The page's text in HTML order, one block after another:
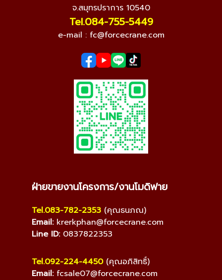
จ.สมุทรปราการ 10540
Tel.084-755-5449
e-mail : fc@forcecrane.com
ฝ่ายขายงานโครงการ/งานโมดิฟาย
Tel.083-782-2353 (คุณธนภณ)
Email: krerkphan@forcecrane.com
Line ID:0837822353
Tel.092-224-4450(คุณอภิสิทธิ์)
Email: fcsale07@forcecrane.com